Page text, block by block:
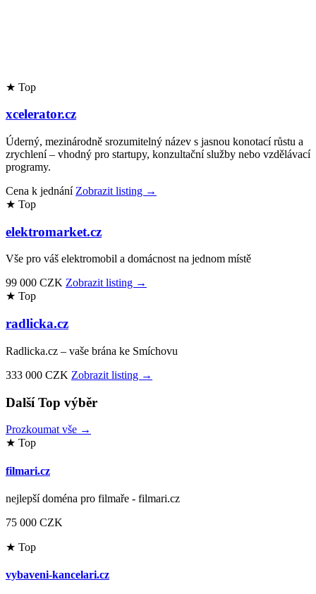
★ Top
xcelerator.cz
Úderný, mezinárodně srozumitelný název s jasnou konotací růstu a
zrychlení – vhodný pro startupy, konzultační služby nebo vzdělávací
programy.
Cena k jednání Zobrazit listing →
★ Top
elektromarket.cz
Vše pro váš elektromobil a domácnost na jednom místě
99 000 CZK Zobrazit listing →
★ Top
radlicka.cz
Radlicka.cz – vaše brána ke Smíchovu
333 000 CZK Zobrazit listing →
Další Top výběr
Prozkoumat vše →
★ Top
filmari.cz
nejlepší doména pro filmaře - filmari.cz
75 000 CZK
★ Top
vybaveni-kancelari.cz